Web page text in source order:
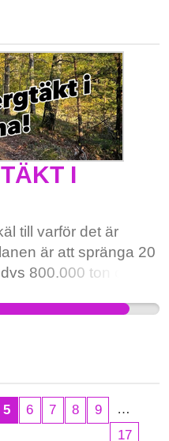
Barns
I
till varför det är
är att spränga 20
800.000 ton om
har direkt
på Kallfors,
Tvetavägen är
extrem last.
Frågan är om
tryck. Säkerheten
5 6 7 8 9
…
17